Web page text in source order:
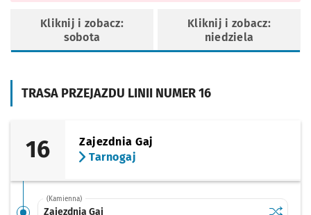
TRASA PRZEJAZDU LINII NUMER 16
16
Zajezdnia Gaj
Tarnogaj
(Kamienna)
Zajezdnia Gaj Sprawdź
Kliknij i zobacz:
sobota
Kliknij i zobacz:
niedziela